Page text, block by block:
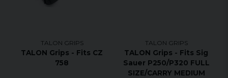
TALON GRIPS
TALON Grips - Fits CZ
758
TALON GRIPS
TALON Grips - Fits Sig
Sauer P250/P320 FULL
SIZE/CARRY MEDIUM